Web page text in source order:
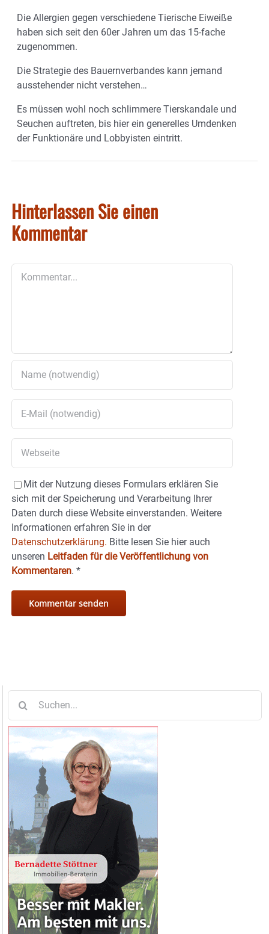
Die Allergien gegen verschiedene Tierische Eiweiße
haben sich seit den 60er Jahren um das 15-fache
zugenommen.
Die Strategie des Bauernverbandes kann jemand
ausstehender nicht verstehen…
Es müssen wohl noch schlimmere Tierskandale und
Seuchen auftreten, bis hier ein generelles Umdenken
der Funktionäre und Lobbyisten eintritt.
Hinterlassen Sie einen
Kommentar
Mit der Nutzung dieses Formulars erklären Sie
sich mit der Speicherung und Verarbeitung Ihrer
Daten durch diese Website einverstanden. Weitere
Informationen erfahren Sie in der
Datenschutzerklärung. Bitte lesen Sie hier auch
unseren Leitfaden für die Veröffentlichung von
Kommentaren. *
nach: